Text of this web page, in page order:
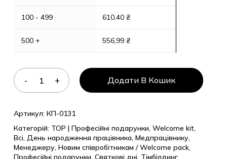
100 - 499
500 +
610,40 ₴
556,99 ₴
Додати В Кошик
Артикул: КП-0131
Категорій: TOP | Професійні подарунки, Welcome kit,
Всі, День народження працівника, Медпрацівнику,
Менеджеру, Новим співробітникам / Welcome pack,
Професійні подарунки, Святкові дні, Тімбілдинг